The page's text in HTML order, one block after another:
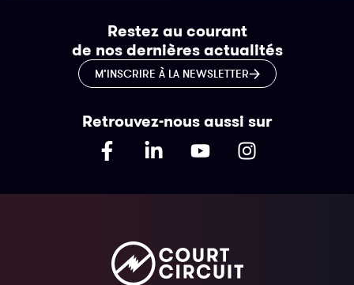
Restez au courant
de nos dernières actualités
M’INSCRIRE À LA NEWSLETTER
Retrouvez-nous aussi sur